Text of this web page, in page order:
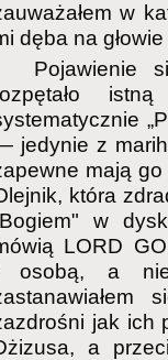
w
dęba na
Pojawienie
jedynie z
mają
która
w
LORD
osobą, a nie
jak ich
a